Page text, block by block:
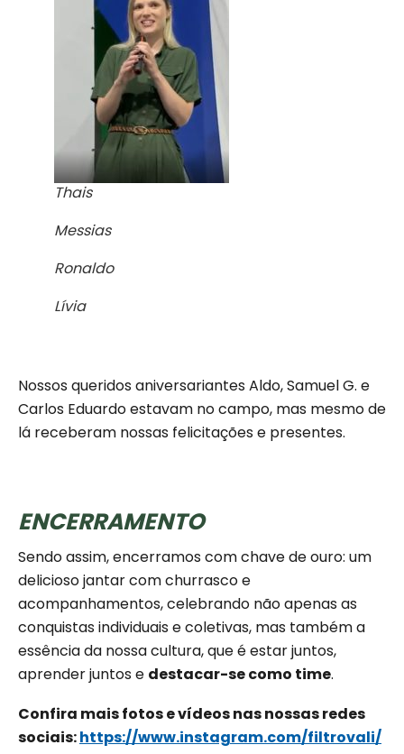
Thais
Messias
Ronaldo
Lívia
Nossos queridos aniversariantes Aldo, Samuel G. e
Carlos Eduardo estavam no campo, mas mesmo de
lá receberam nossas felicitações e presentes.
ENCERRAMENTO
Sendo assim, encerramos com chave de ouro: um
delicioso jantar com churrasco e
acompanhamentos, celebrando não apenas as
conquistas individuais e coletivas, mas também a
essência da nossa cultura, que é estar juntos,
aprender juntos e destacar-se como time.
Confira mais fotos e vídeos nas nossas redes
sociais:https://www.instagram.com/filtrovali/